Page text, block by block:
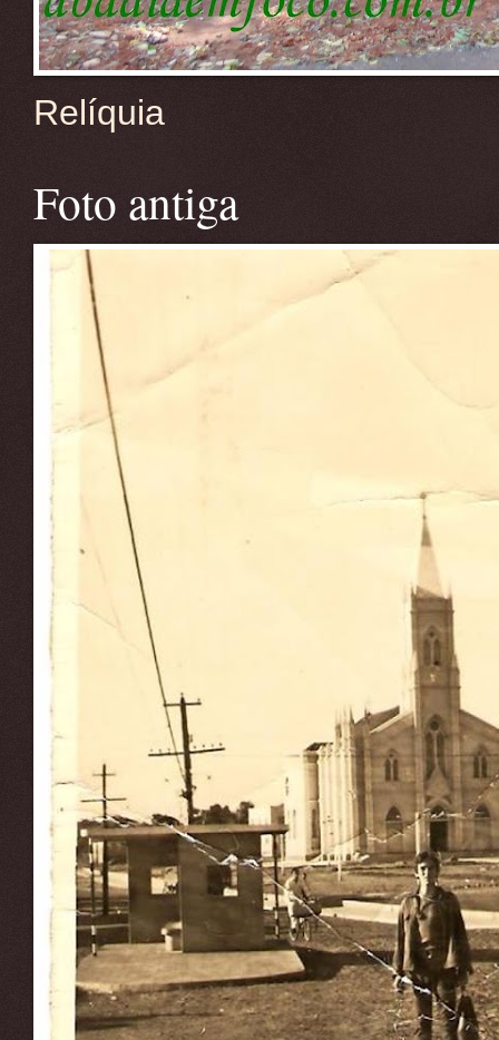
Relíquia
Foto antiga